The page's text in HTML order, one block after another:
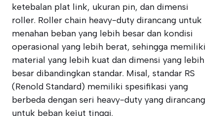
ketebalan plat link, ukuran pin, dan dimensi
roller. Roller chain heavy-duty dirancang untuk
menahan beban yang lebih besar dan kondisi
operasional yang lebih berat, sehingga memiliki
material yang lebih kuat dan dimensi yang lebih
besar dibandingkan standar. Misal, standar RS
(Renold Standard) memiliki spesifikasi yang
berbeda dengan seri heavy-duty yang dirancang
untuk beban kejut tinggi.